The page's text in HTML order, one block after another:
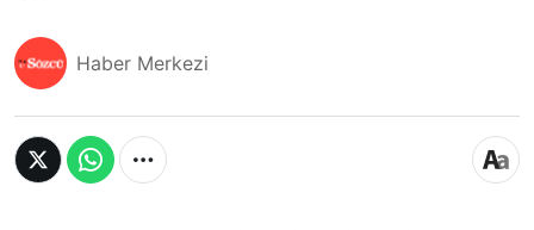
Haber Merkezi